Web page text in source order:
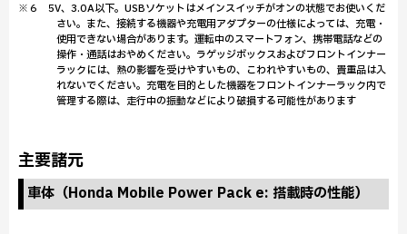
※６ 5V、3.0A以下。USBソケットはメインスイッチがオンの状態でお使いくだ
さい。また、接続する機器や充電用アダプターの仕様によっては、充電・
使用できない場合があります。運転中のスマートフォン、携帯電話などの
操作・通話はおやめください。ラゲッジボックスおよびフロントインナー
ラックには、熱の影響を受けやすいもの、こわれやすいもの、貴重品は入
れないでください。充電を目的とした機器をフロントインナーラック内で
管理する際は、走行中の振動などにより破損する可能性があります
主要諸元
車体（Honda Mobile Power Pack e: 搭載時の性能）